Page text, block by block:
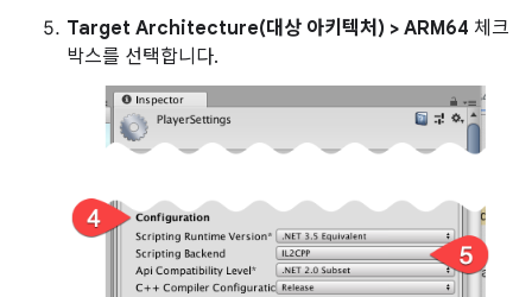
Target Architecture(대상 아키텍처) > ARM64 체크
박스를 선택합니다.